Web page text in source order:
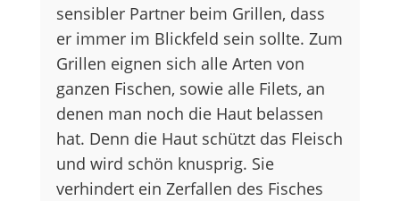
sensibler Partner beim Grillen, dass
er immer im Blickfeld sein sollte. Zum
Grillen eignen sich alle Arten von
ganzen Fischen, sowie alle Filets, an
denen man noch die Haut belassen
hat. Denn die Haut schützt das Fleisch
und wird schön knusprig. Sie
verhindert ein Zerfallen des Fisches